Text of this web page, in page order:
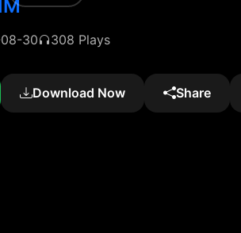
30 308 Plays
Download Now Share